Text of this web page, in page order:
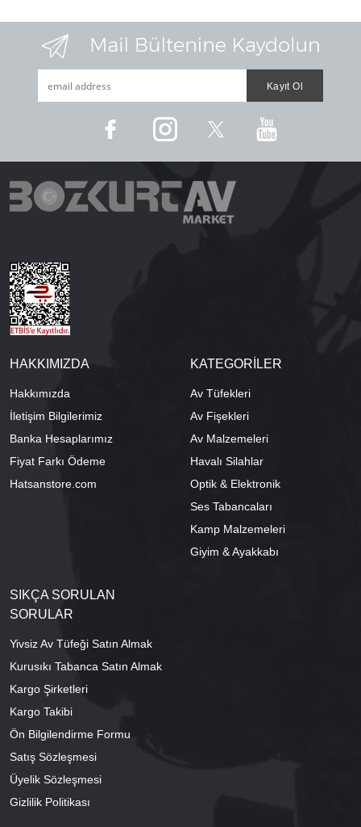
HAKKIMIZDA
Hakkımızda
İletişim Bilgilerimiz
Banka Hesaplarımız
Fiyat Farkı Ödeme
Hatsanstore.com
KATEGORİLER
Av Tüfekleri
Av Fişekleri
Av Malzemeleri
Havalı Silahlar
Optik & Elektronik
Ses Tabancaları
Kamp Malzemeleri
Giyim & Ayakkabı
SIKÇA SORULAN
SORULAR
Yivsiz Av Tüfeği Satın Almak
Kurusıkı Tabanca Satın Almak
Kargo Şirketleri
Kargo Takibi
Ön Bilgilendirme Formu
Satış Sözleşmesi
Üyelik Sözleşmesi
Gizlilik Politikası